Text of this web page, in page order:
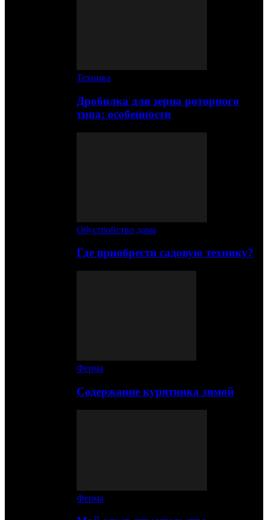
Техника
Дробилка для зерна роторного
типа: особенности
Обустройство дома
Где приобрести садовую технику?
Ферма
Содержание курятника зимой
Ферма